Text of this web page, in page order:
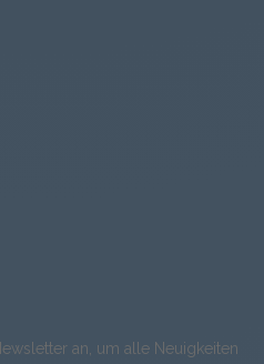
an, um alle Neuigkeiten